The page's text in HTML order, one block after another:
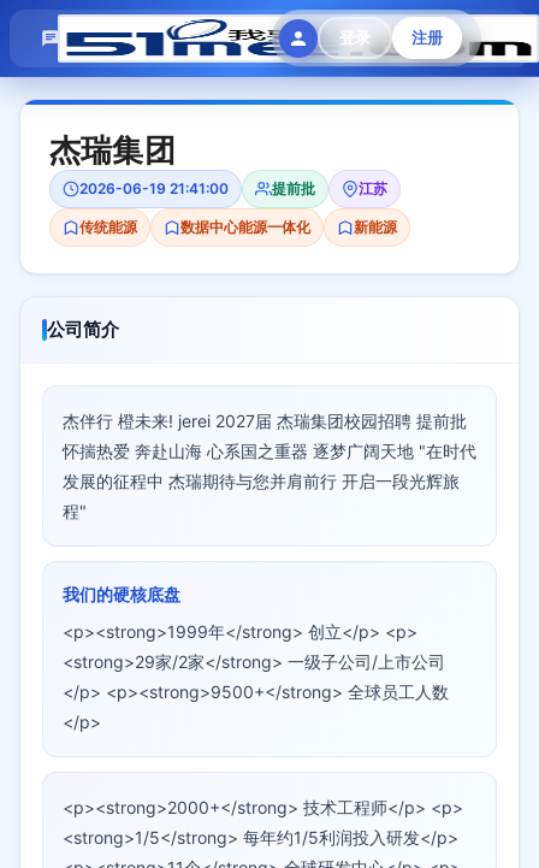
登录 注册
模拟面试 题目大全 招聘中心 会员专区
杰瑞集团
2026-06-19 21:41:00 提前批 江苏
传统能源 数据中心能源一体化 新能源
公司简介
杰伴行 橙未来! jerei 2027届 杰瑞集团校园招聘 提前批
怀揣热爱 奔赴山海 心系国之重器 逐梦广阔天地 "在时代
发展的征程中 杰瑞期待与您并肩前行 开启一段光辉旅
程"
我们的硬核底盘
<p><strong>1999年</strong> 创立</p> <p>
<strong>29家/2家</strong> 一级子公司/上市公司
</p> <p><strong>9500+</strong> 全球员工人数
</p>
<p><strong>2000+</strong> 技术工程师</p> <p>
<strong>1/5</strong> 每年约1/5利润投入研发</p>